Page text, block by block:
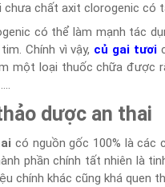
chất axit clorogenic có
có thể làm mạnh tác
Chính vì vậy, củ gai tươi
một loại thuốc chữa được
dược an thai
có nguồn gốc 100% là
phần chính tất nhiên là
chính khác cũng khá quen